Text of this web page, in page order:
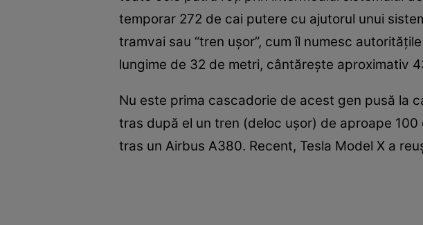
temporar 272 de cai putere cu ajutorul unui
tramvai sau “tren uşor”, cum îl numesc
lungime de 32 de metri, cântăreşte aproximativ
Nu este prima cascadorie de acest gen pusă la
tras după el un tren (deloc uşor) de aproape
tras un Airbus A380. Recent, Tesla Model X a